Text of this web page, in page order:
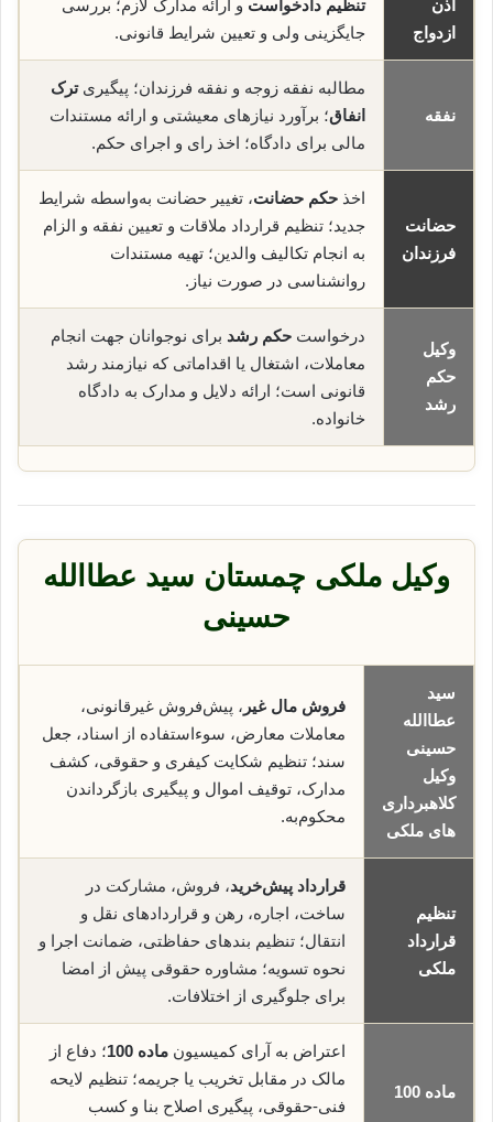
اذن
ازدواج
تنظیم دادخواست و ارائه مدارک لازم؛ بررسی
جایگزینی ولی و تعیین شرایط قانونی.
نفقه
مطالبه نفقه زوجه و نفقه فرزندان؛ پیگیریترک
انفاق؛ برآورد نیازهای معیشتی و ارائه مستندات
مالی برای دادگاه؛ اخذ رای و اجرای حکم.
حضانت
فرزندان
اخذ حکم حضانت، تغییر حضانت به‌واسطه شرایط
جدید؛ تنظیم قرارداد ملاقات و تعیین نفقه و الزام
به انجام تکالیف والدین؛ تهیه مستندات
روانشناسی در صورت نیاز.
وکیل
حکم
رشد
درخواست حکم رشد برای نوجوانان جهت انجام
معاملات، اشتغال یا اقداماتی که نیازمند رشد
قانونی است؛ ارائه دلایل و مدارک به دادگاه
خانواده.
وکیل ملکی چمستان سید عطاالله
حسینی
سید
عطاالله
حسینی
وکیل
کلاهبرداری
های ملکی
فروش مال غیر ، پیش‌فروش غیرقانونی،
معاملات معارض، سوء‌استفاده از اسناد، جعل
سند؛ تنظیم شکایت کیفری و حقوقی، کشف
مدارک، توقیف اموال و پیگیری بازگرداندن
محکوم‌به.
تنظیم
قرارداد
ملکی
قرارداد پیش‌خرید، فروش، مشارکت در
ساخت، اجاره، رهن و قراردادهای نقل و
انتقال؛ تنظیم بندهای حفاظتی، ضمانت اجرا و
نحوه تسویه؛ مشاوره حقوقی پیش از امضا
برای جلوگیری از اختلافات.
ماده 100
اعتراض به آرای کمیسیون ماده 100
؛ دفاع از
مالک در مقابل تخریب یا جریمه؛ تنظیم لایحه
فنی-حقوقی، پیگیری اصلاح بنا و کسب